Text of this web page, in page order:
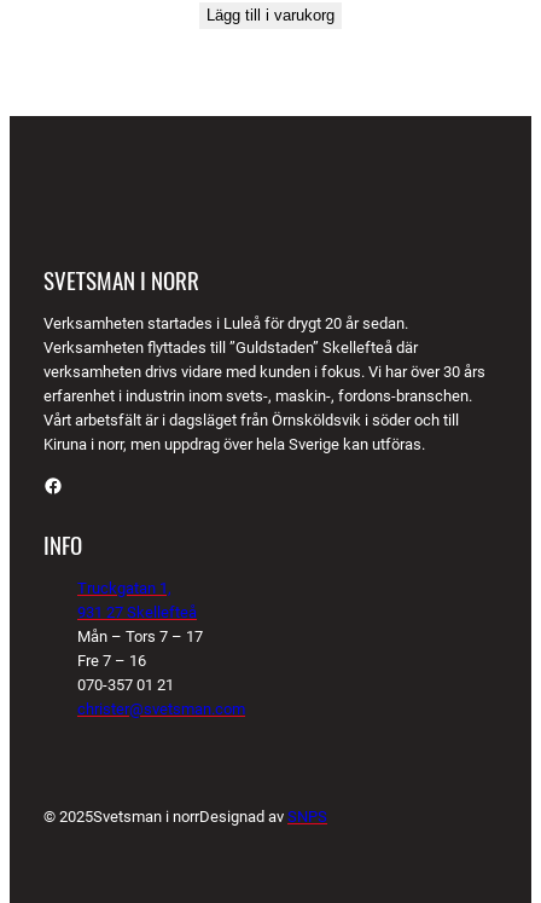
Lägg till i varukorg
SVETSMAN I NORR
Verksamheten startades i Luleå för drygt 20 år sedan.
Verksamheten flyttades till ”Guldstaden” Skellefteå där
verksamheten drivs vidare med kunden i fokus. Vi har över 30 års
erfarenhet i industrin inom svets-, maskin-, fordons-branschen.
Vårt arbetsfält är i dagsläget från Örnsköldsvik i söder och till
Kiruna i norr, men uppdrag över hela Sverige kan utföras.
Facebook
INFO
Truckgatan 1,
931 27 Skellefteå
Mån – Tors 7 – 17
Fre 7 – 16
070-357 01 21
christer@svetsman.com
© 2025Svetsman i norrDesignad av SNPS